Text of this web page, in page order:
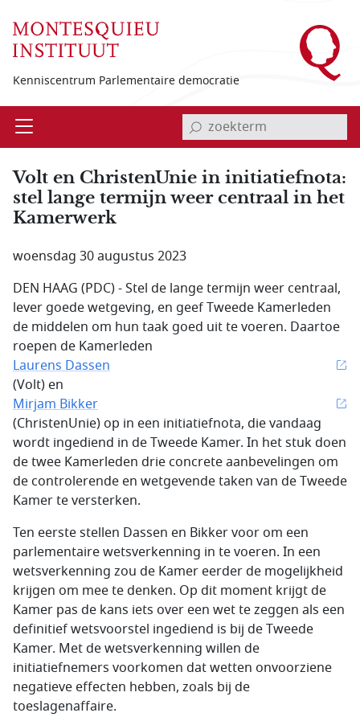
Kenniscentrum Parlementaire democratie
Open invoerveld zoekterm
Volt en ChristenUnie in initiatiefnota:
stel lange termijn weer centraal in het
Kamerwerk
woensdag 30 augustus 2023
DEN HAAG (PDC) - Stel de lange termijn weer centraal,
lever goede wetgeving, en geef Tweede Kamerleden
de middelen om hun taak goed uit te voeren. Daartoe
roepen de Kamerleden
Laurens Dassen
(Volt) en
Mirjam Bikker
(ChristenUnie) op in een initiatiefnota, die vandaag
wordt ingediend in de Tweede Kamer. In het stuk doen
de twee Kamerleden drie concrete aanbevelingen om
de controlerende en wetgevende taken van de Tweede
Kamer te versterken.
Ten eerste stellen Dassen en Bikker voor om een
parlementaire wetsverkenning in te voeren. In een
wetsverkenning zou de Kamer eerder de mogelijkheid
krijgen om mee te denken. Op dit moment krijgt de
Kamer pas de kans iets over een wet te zeggen als een
definitief wetsvoorstel ingediend is bij de Tweede
Kamer. Met de wetsverkenning willen de
initiatiefnemers voorkomen dat wetten onvoorziene
negatieve effecten hebben, zoals bij de
toeslagenaffaire.